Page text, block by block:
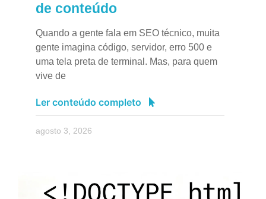
de conteúdo
Quando a gente fala em SEO técnico, muita
gente imagina código, servidor, erro 500 e
uma tela preta de terminal. Mas, para quem
vive de
Ler conteúdo completo
agosto 3, 2026